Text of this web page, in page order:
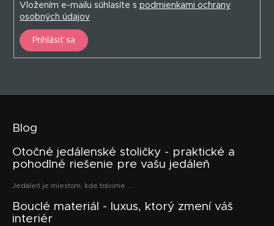
Vložením e-mailu súhlasíte s podmienkami ochrany
osobných údajov
Prihlásiť sa
Blog
Otočné jedálenské stoličky - praktické a
pohodlné riešenie pre vašu jedáleň
Jedáleň je miestom, kde trávime ...
Bouclé materiál - luxus, ktorý zmení váš
interiér